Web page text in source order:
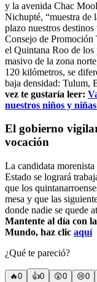
y la avenida Chac
Nichupté, “muestra de
plazo nuestros
Consejo de Promoción
el Quintana Roo de
masivo de la zona
120 kilómetros, se
baja densidad: Tulum,
vez te gustaría leer:
nuestros niños y
El gobierno
vocación
La candidata
Estado se logrará
que los
mesa y que las
donde nadie se quede
Mantente al día con
Mundo, haz clic aquí
¿Qué te pareció?
🔥0 👍0 😲0 😢0